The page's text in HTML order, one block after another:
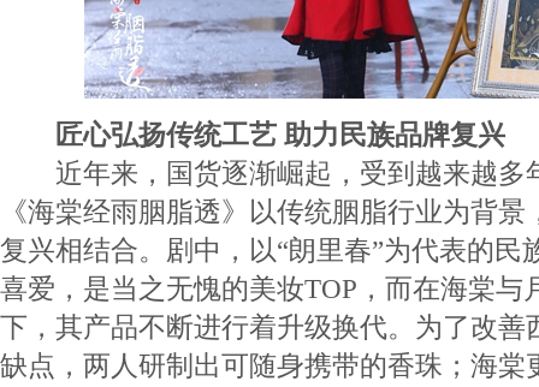
匠心弘扬传统工艺 助力民族品牌复兴
近年来，国货逐渐崛起，受到越来越多
《海棠经雨胭脂透》以传统胭脂行业为背
复兴相结合。剧中，以“朗里春”为代表的民
喜爱，是当之无愧的美妆TOP，而在海棠与
下，其产品不断进行着升级换代。为了改善
缺点，两人研制出可随身携带的香珠；海棠